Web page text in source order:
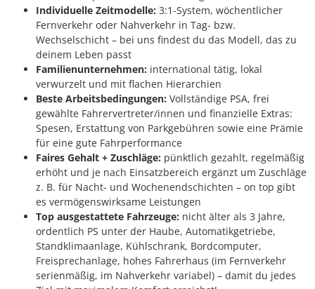
Individuelle Zeitmodelle: 3:1-System, wöchentlicher
Fernverkehr oder Nahverkehr in Tag- bzw.
Wechselschicht – bei uns findest du das Modell, das zu
deinem Leben passt
Familienunternehmen: international tätig, lokal
verwurzelt und mit flachen Hierarchien
Beste Arbeitsbedingungen: Vollständige PSA, frei
gewählte Fahrervertreter/innen und finanzielle Extras:
Spesen, Erstattung von Parkgebühren sowie eine Prämie
für eine gute Fahrperformance
Faires Gehalt + Zuschläge: pünktlich gezahlt, regelmäßig
erhöht und je nach Einsatzbereich ergänzt um Zuschläge
z. B. für Nacht- und Wochenendschichten – on top gibt
es vermögenswirksame Leistungen
Top ausgestattete Fahrzeuge: nicht älter als 3 Jahre,
ordentlich PS unter der Haube, Automatikgetriebe,
Standklimaanlage, Kühlschrank, Bordcomputer,
Freisprechanlage, hohes Fahrerhaus (im Fernverkehr
serienmäßig, im Nahverkehr variabel) – damit du jedes